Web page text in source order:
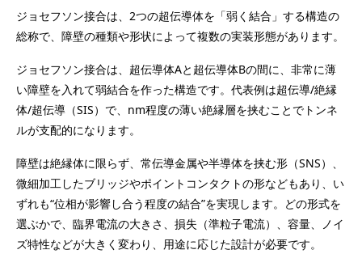
ジョセフソン接合は、2つの超伝導体を「弱く結合」する構造の
総称で、障壁の種類や形状によって複数の実装形態があります。
ジョセフソン接合は、超伝導体Aと超伝導体Bの間に、非常に薄
い障壁を入れて弱結合を作った構造です。代表例は超伝導/絶縁
体/超伝導（SIS）で、nm程度の薄い絶縁層を挟むことでトンネ
ルが支配的になります。
障壁は絶縁体に限らず、常伝導金属や半導体を挟む形（SNS）、
微細加工したブリッジやポイントコンタクトの形などもあり、い
ずれも“位相が影響し合う程度の結合”を実現します。どの形式を
選ぶかで、臨界電流の大きさ、損失（準粒子電流）、容量、ノイ
ズ特性などが大きく変わり、用途に応じた設計が必要です。